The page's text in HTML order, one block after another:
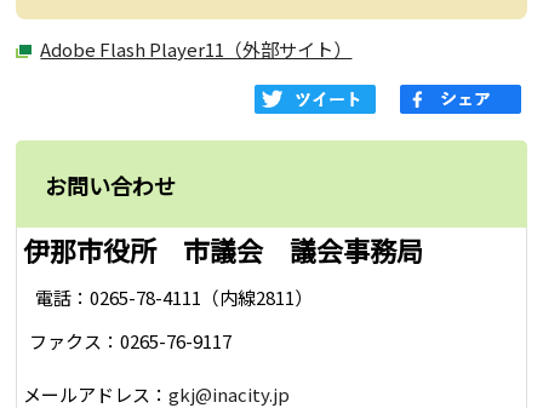
Adobe Flash Player11（外部サイト）
お問い合わせ
伊那市役所 市議会 議会事務局
電話：0265-78-4111（内線2811）
ファクス：0265-76-9117
メールアドレス：gkj@inacity.jp